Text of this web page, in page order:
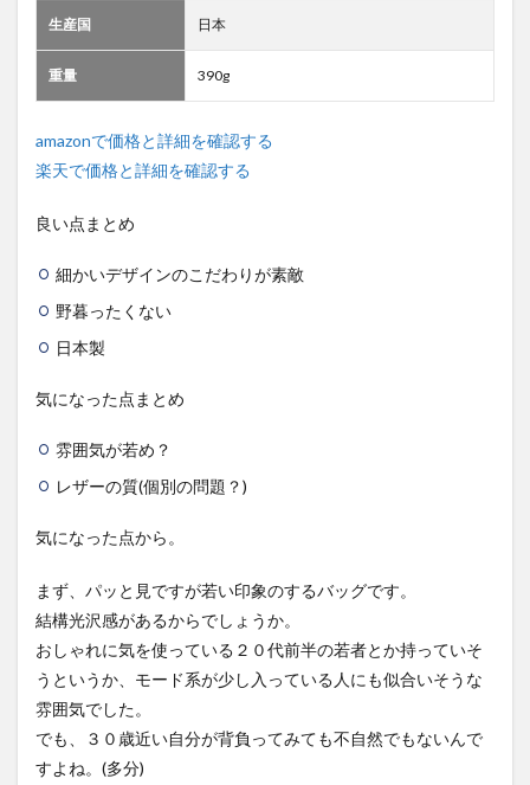
生産国 日本
重量 390g
amazonで価格と詳細を確認する
楽天で価格と詳細を確認する
良い点まとめ
細かいデザインのこだわりが素敵
野暮ったくない
日本製
気になった点まとめ
雰囲気が若め？
レザーの質(個別の問題？)
気になった点から。
まず、パッと見ですが若い印象のするバッグです。
結構光沢感があるからでしょうか。
おしゃれに気を使っている２０代前半の若者とか持っていそ
うというか、モード系が少し入っている人にも似合いそうな
雰囲気でした。
でも、３０歳近い自分が背負ってみても不自然でもないんで
すよね。(多分)